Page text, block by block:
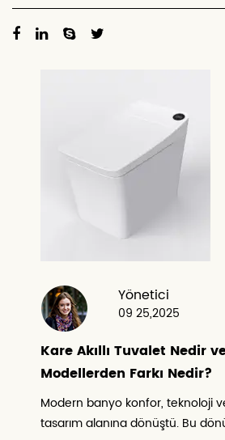
Yönetici
09 25,2025
Kare Akıllı Tuvalet Nedir
Modellerden Farkı Nedir?
Modern banyo konfor, teknoloji
tasarım alanına dönüştü. Bu